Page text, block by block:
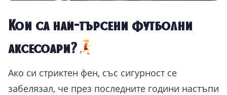
Кои са най-търсени футболни
аксесоари?
Ако си стриктен фен, със сигурност се
забелязал, че през последните години настъпи